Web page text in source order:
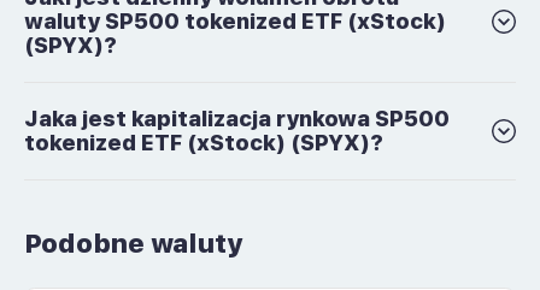
waluty SP500 tokenized ETF (xStock)
(SPYX)?
Jaka jest kapitalizacja rynkowa SP500
tokenized ETF (xStock) (SPYX)?
Podobne waluty